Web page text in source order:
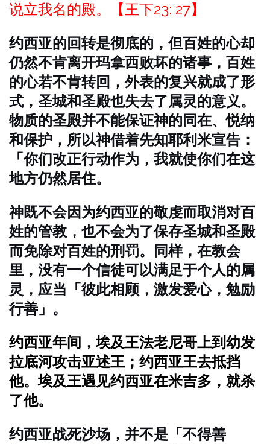
说立我名的殿。
【王下23: 27】
约西亚的回转是彻底的，但百姓的心却
仍然不肯离开玛拿西败坏的诸事，百姓
的心若不肯转回，外表的复兴就成了形
式，圣城和圣殿也失去了属灵的意义。
物质的圣殿并不能保证神的同在、悦纳
和保护，所以神借着先知耶利米宣告：
「你们改正行动作为，我就使你们在这
地方仍然居住。
神既不会因为约西亚的敬虔而取消对百
姓的管教，也不会为了保存圣城和圣殿
而免除对百姓的刑罚。同样，在教会
里，没有一个信徒可以满足于个人的属
灵，应当「彼此相顾，激发爱心，勉励
行善」。
约西亚年间，埃及王法老尼哥上到幼发
拉底河攻击亚述王；约西亚王去抵挡
他。埃及王遇见约西亚在米吉多，就杀
了他。
约西亚战死沙场，并不是「不得善